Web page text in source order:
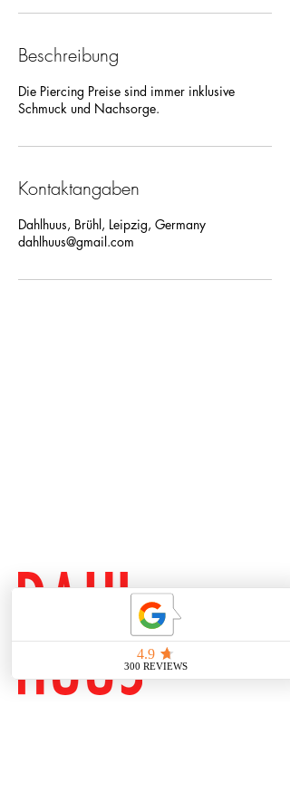
Beschreibung
Die Piercing Preise sind immer inklusive
Schmuck und Nachsorge.
Kontaktangaben
Dahlhuus, Brühl, Leipzig, Germany
dahlhuus@gmail.com
04109 Leipzig
Zentrum
nähe Bahnhof